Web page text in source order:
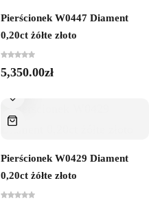
Pierścionek W0447 Diament
0,20ct żółte złoto
5,350.00zł
Pierścionek W0429 Diament
0,20ct żółte złoto